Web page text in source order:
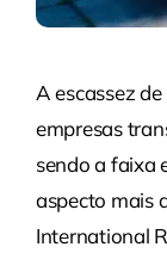
A escassez
empresas
sendo a faixa
aspecto mais
International